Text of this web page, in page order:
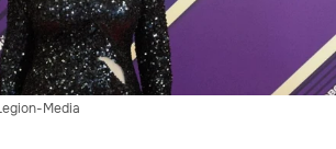
Media